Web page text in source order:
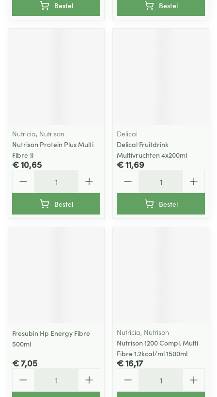
Bestel Bestel
Nutricia, Nutrison
Nutrison Protein Plus Multi
Fibre 1l
€ 10,65
Bestel
Delical
Delical Fruitdrink
Multivruchten 4x200ml
€ 11,69
Bestel
Fresubin Hp Energy Fibre
500ml
€ 7,05
Nutricia, Nutrison
Nutrison 1200 Compl. Multi
Fibre 1.2kcal/ml 1500ml
€ 16,17